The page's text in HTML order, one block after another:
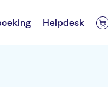
Helpdesk